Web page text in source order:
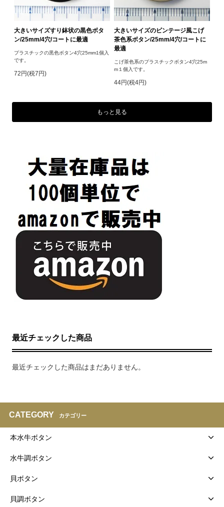
大きいサイズすり鉢状の黒色ボタ
ン/25mm/4穴/コートに最適
プラスチックの黒色ボタン4穴25mm1個入
です。
72円(税7円)
大きいサイズのビンテージ風こげ
茶色系ボタン/25mm/4穴/コートに
最適
こげ茶色系のプラスチックボタン4穴25m
m１個入です。
44円(税4円)
もっと見る
最近チェックした商品
最近チェックした商品はまだありません。
CATEGORY カテゴリー
本水牛ボタン
水牛調ボタン
貝ボタン
貝調ボタン